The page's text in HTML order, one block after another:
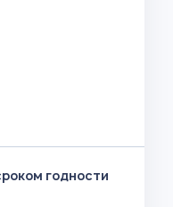
годности